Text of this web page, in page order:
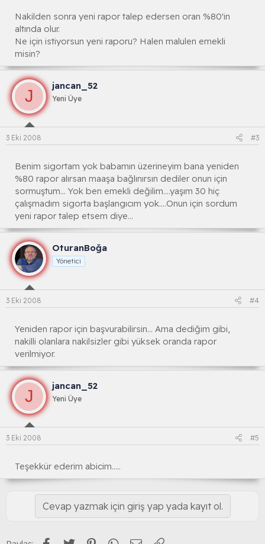
Nakilden sonra yeni rapor talep edersen oran %80'in
altında olur.
Ne için istiyorsun yeni raporu? Halen malulen emekli
misin?
J
jancan_52
Yeni Üye
3 Eki 2008 #3
Benim sigortam yok babamın üzerineyim bana yeniden
%80 rapor alırsan maaşa bağlınırsın dediler onun için
sormuştum... Yok ben emekli değilim....yaşım 30 hiç
çalışmadım sigorta başlangıcım yok....Onun için sordum
yeni rapor talep etsem diye...
OturanBoğa
Yönetici
3 Eki 2008 #4
Yeniden rapor için başvurabilirsin... Ama dediğim gibi,
nakilli olanlara nakilsizler gibi yüksek oranda rapor
verilmiyor.
J
jancan_52
Yeni Üye
3 Eki 2008 #5
Teşekkür ederim abicim.....
Cevap yazmak için giriş yap yada kayıt ol.